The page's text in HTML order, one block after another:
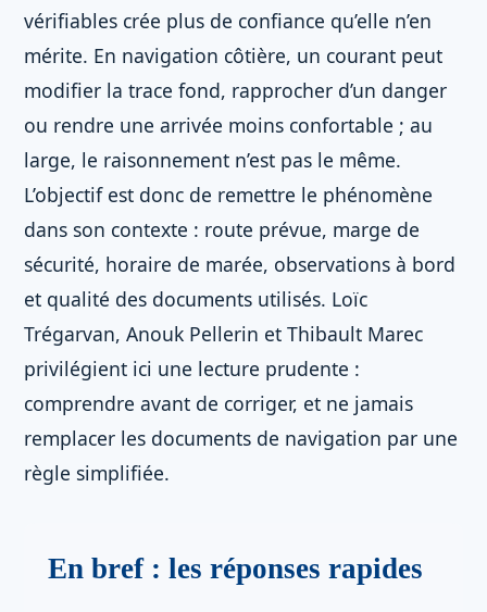
vérifiables crée plus de confiance qu’elle n’en
mérite. En navigation côtière, un courant peut
modifier la trace fond, rapprocher d’un danger
ou rendre une arrivée moins confortable ; au
large, le raisonnement n’est pas le même.
L’objectif est donc de remettre le phénomène
dans son contexte : route prévue, marge de
sécurité, horaire de marée, observations à bord
et qualité des documents utilisés. Loïc
Trégarvan, Anouk Pellerin et Thibault Marec
privilégient ici une lecture prudente :
comprendre avant de corriger, et ne jamais
remplacer les documents de navigation par une
règle simplifiée.
En bref : les réponses rapides